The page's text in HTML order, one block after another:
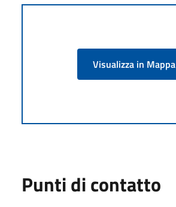
Visualizza in Mappa
Punti di contatto